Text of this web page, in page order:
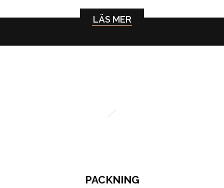
LÄS MER
PACKNING